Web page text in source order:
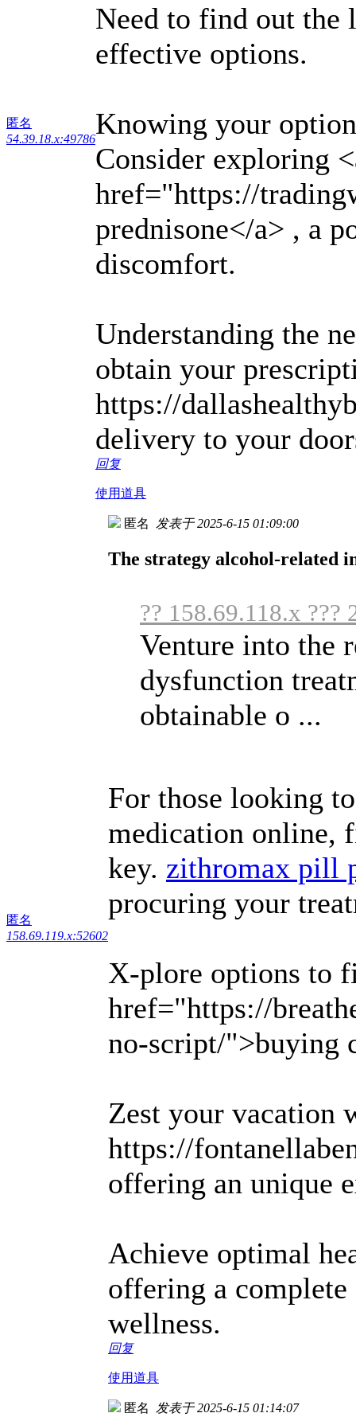
匿名
54.39.18.x:49786
Need to find out the
effective options.
Knowing your
Consider exploring
href="https://
prednisone</a> , a
discomfort.
Understanding the
obtain your
https://
delivery to your
回复
使用道具
匿名
158.69.119.x:52602
匿名 发表于 2025-6-15 01:09:00
The strategy alcohol-related
?? 158.69.118.x ???
Venture into the
dysfunction
obtainable o ...
For those looking
medication online,
key. zithromax pill
procuring your
X-plore options to
href="https://
no-script/">buying
Zest your vacation
https://
offering an unique
Achieve optimal
offering a
wellness.
回复
使用道具
匿名 发表于 2025-6-15 01:14:07